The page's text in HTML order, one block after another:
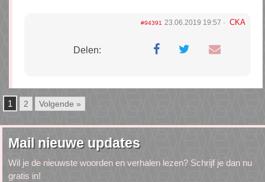
#94391 23.06.2019 19:57 CKA
Delen:
1 2 Volgende »
Mail nieuwe updates
Wil je de nieuwste woorden en verhalen lezen? Schrijf je dan nu
gratis in!